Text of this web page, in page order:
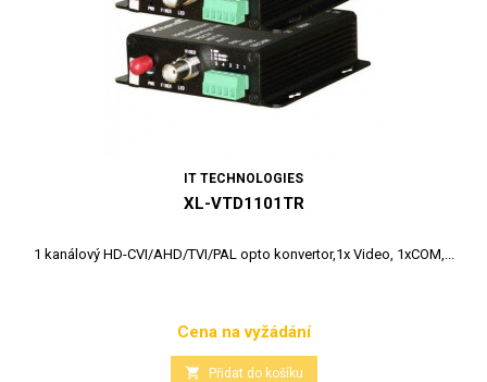
IT TECHNOLOGIES
XL-VTD1101TR
1 kanálový HD-CVI/AHD/TVI/PAL opto konvertor,1x Video, 1xCOM,...
Cena
Cena na vyžádání
 Přidat do košíku